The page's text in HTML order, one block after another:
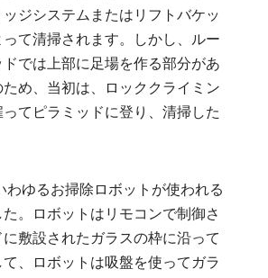
ジシステムまたはリフトバケッ
って清掃されます。しかし、ルー
では上部に足場を作る部分があ
ため、当初は、ロッククライミン
てピラミッドに登り、清掃した
わゆるお掃除ロボットが使われる
。ロボットはリモコンで制御さ
敷設されたガラスの枠に沿って
、ロボットは吸盤を使ってガラ